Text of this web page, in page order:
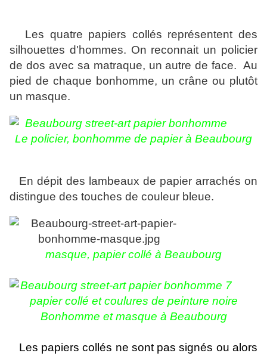
Les quatre papiers collés représentent des
silhouettes d'hommes. On reconnait un policier
de dos avec sa matraque, un autre de face. Au
pied de chaque bonhomme, un crâne ou plutôt
un masque.
Le policier, bonhomme de papier à Beaubourg
En dépit des lambeaux de papier arrachés on
distingue des touches de couleur bleue.
masque, papier collé à Beaubourg
papier collé et coulures de peinture noire
Bonhomme et masque à Beaubourg
Les papiers collés ne sont pas signés ou alors